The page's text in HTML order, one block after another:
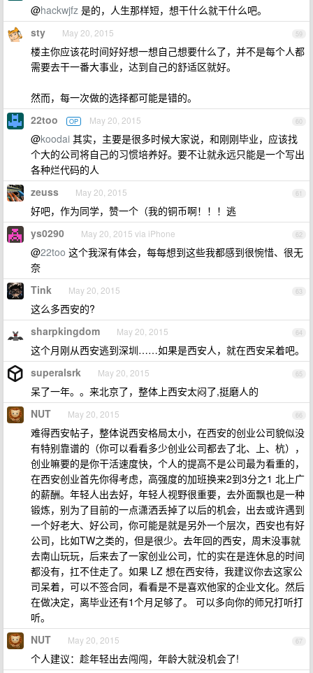
@hackwjfz 是的，人生那样短，想干什么就干什么吧。
59
sty May 20, 2015
楼主你应该花时间好好想一想自己想要什么了，并不是每个人都
需要去干一番大事业，达到自己的舒适区就好。
然而，每一次做的选择都可能是错的。
60
22too OP May 20, 2015
@koodai 其实，主要是很多时候大家说，和刚刚毕业，应该找
个大的公司将自己的习惯培养好。要不让就永远只能是一个写出
各种烂代码的人
61
zeuss May 20, 2015
好吧，作为同学，赞一个（我的铜币啊！！！逃
62
ys0290 May 20, 2015 via iPhone
@22too 这个我深有体会，每每想到这些我都感到很惋惜、很无
奈
63
Tink May 20, 2015
这么多西安的?
64
sharpkingdom May 20, 2015
这个月刚从西安逃到深圳……如果是西安人，就在西安呆着吧。
65
superalsrk May 20, 2015
呆了一年。。来北京了，整体上西安太闷了,挺磨人的
66
NUT May 20, 2015
难得西安帖子，整体说西安格局太小，在西安的创业公司貌似没
有特别靠谱的（你可以看看多少创业公司都去了北、上、杭），
创业嘛要的是你干活速度快，个人的提高不是公司最为看重的，
在西安创业首先你得考虑，高强度的加班换来2到3分之1 北上广
的薪酬。年轻人出去好，年轻人视野很重要，去外面飘也是一种
锻炼，别为了目前的一点潇洒丢掉了以后的机会，出去或许遇到
一个好老大、好公司，你可能是就是另外一个层次，西安也有好
公司，比如TW之类的，但是很少。去年回的西安，周末没事就
去南山玩玩，后来去了一家创业公司，忙的实在是连休息的时间
都没有，扛不住走了。如果 LZ 想在西安待，我建议你去这家公
司呆着，可以不签合同，看看是不是喜欢他家的企业文化。然后
在做决定，离毕业还有1个月足够了。 可以多向你的师兄打听打
听。
67
NUT May 20, 2015
个人建议：趁年轻出去闯闯，年龄大就没机会了!